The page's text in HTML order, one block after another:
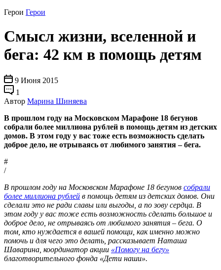
Герои Герои
Смысл жизни, вселенной и
бега: 42 км в помощь детям
9 Июня 2015
1
Автор Марина Шиняева
В прошлом году на Московском Марафоне 18 бегунов
собрали более миллиона рублей в помощь детям из детских
домов. В этом году у вас тоже есть возможность сделать
доброе дело, не отрываясь от любимого занятия – бега.
#
/
В прошлом году на Московском Марафоне 18 бегунов собрали
более миллиона рублей в помощь детям из детских домов. Они
сделали это не ради славы или выгоды, а по зову сердца. В
этом году у вас тоже есть возможность сделать большое и
доброе дело, не отрываясь от любимого занятия – бега. О
том, кто нуждается в вашей помощи, как именно можно
помочь и для чего это делать, рассказывает Наташа
Шаварина, координатор акции «Помогу на бегу»
благотворительного фонда «Дети наши».